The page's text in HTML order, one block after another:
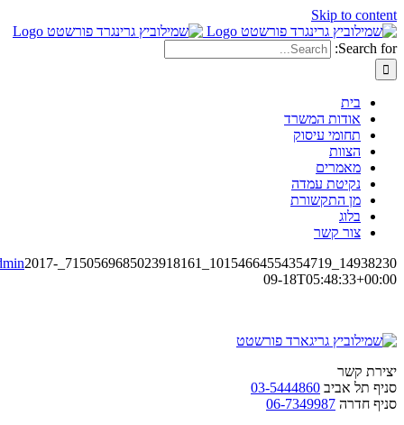
Skip to
אודות המשרד
תחומי עיסוק
הצוות
מאמרים
נקיטת עמדה
מן התקשורת
צור קשר
digiadmin 2017-
09-
קשר
אביב03-5444860
06-7349987